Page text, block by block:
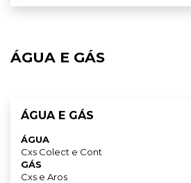
ÁGUA E GÁS
ÁGUA E GÁS
ÁGUA
Cxs Colect e Cont
GÁS
Cxs e Aros